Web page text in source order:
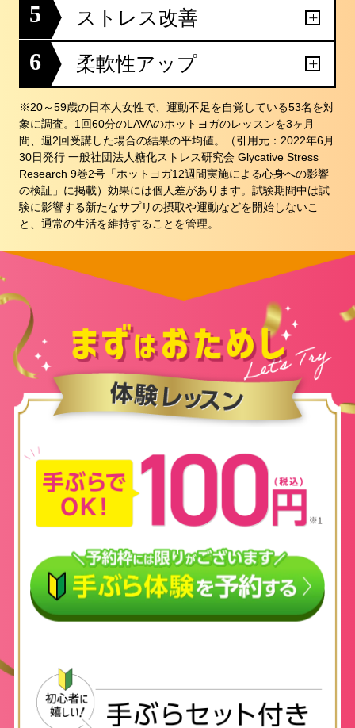
5 ストレス改善
6 柔軟性アップ
※20～59歳の日本人女性で、運動不足を自覚している53名を対
象に調査。1回60分のLAVAのホットヨガのレッスンを3ヶ月
間、週2回受講した場合の結果の平均値。（引用元：2022年6月
30日発行 一般社団法人糖化ストレス研究会 Glycative Stress
Research 9巻2号「ホットヨガ12週間実施による心身への影響
の検証」に掲載）効果には個人差があります。試験期間中は試
験に影響する新たなサプリの摂取や運動などを開始しないこ
と、通常の生活を維持することを管理。